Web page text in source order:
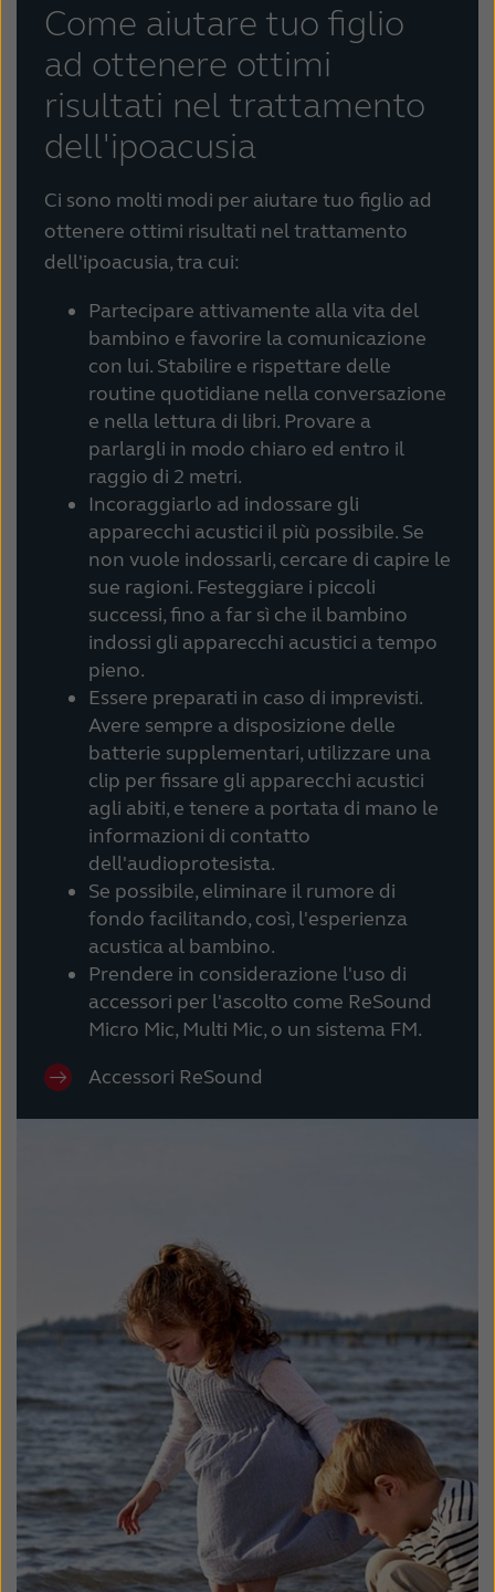
Come aiutare tuo figlio
ad ottenere ottimi
risultati nel trattamento
dell'ipoacusia
Ci sono molti modi per aiutare tuo figlio ad
ottenere ottimi risultati nel trattamento
dell'ipoacusia, tra cui:
Partecipare attivamente alla vita del
bambino e favorire la comunicazione
con lui. Stabilire e rispettare delle
routine quotidiane nella conversazione
e nella lettura di libri. Provare a
parlargli in modo chiaro ed entro il
raggio di 2 metri.
Incoraggiarlo ad indossare gli
apparecchi acustici il più possibile. Se
non vuole indossarli, cercare di capire le
sue ragioni. Festeggiare i piccoli
successi, fino a far sì che il bambino
indossi gli apparecchi acustici a tempo
pieno.
Essere preparati in caso di imprevisti.
Avere sempre a disposizione delle
batterie supplementari, utilizzare una
clip per fissare gli apparecchi acustici
agli abiti, e tenere a portata di mano le
informazioni di contatto
dell'audioprotesista.
Se possibile, eliminare il rumore di
fondo facilitando, così, l'esperienza
acustica al bambino.
Prendere in considerazione l'uso di
accessori per l'ascolto come ReSound
Micro Mic, Multi Mic, o un sistema FM.
Accessori ReSound